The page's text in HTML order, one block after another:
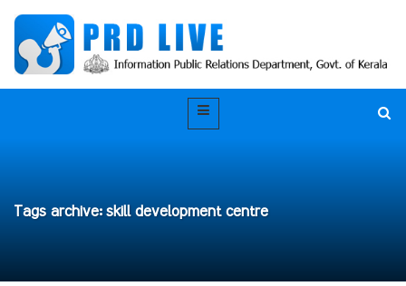
Tags archive: skill development centre